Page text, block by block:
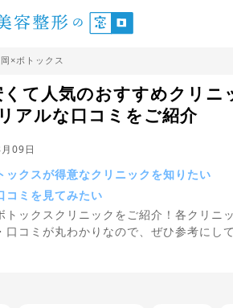
×ボトックス
て人気のおすすめクリニ
アルな口コミをご紹介
09日
クスが得意なクリニックを知りたい
コミを見てみたい
トックスクリニックをご紹介！各クリニ
コミが丸わかりなので、ぜひ参考にし